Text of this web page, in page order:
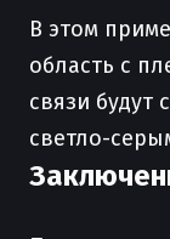
В этом
область с
связи будут
светло-